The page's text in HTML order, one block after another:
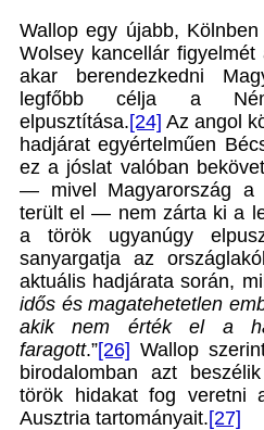
Wallop egy újabb,
Wolsey kancellár
akar berendezkedni
legfőbb célja a
elpusztítása.[24] Az angol
hadjárat egyértelműen
ez a jóslat valóban
— mivel Magyarország a
terült el — nem zárta ki a
a török ugyanúgy
sanyargatja az
aktuális hadjárata során,
idős és magatehetetlen
akik nem érték el a
faragott.”[26] Wallop
birodalomban azt
török hidakat fog veretni
Ausztria tartományait.[27]